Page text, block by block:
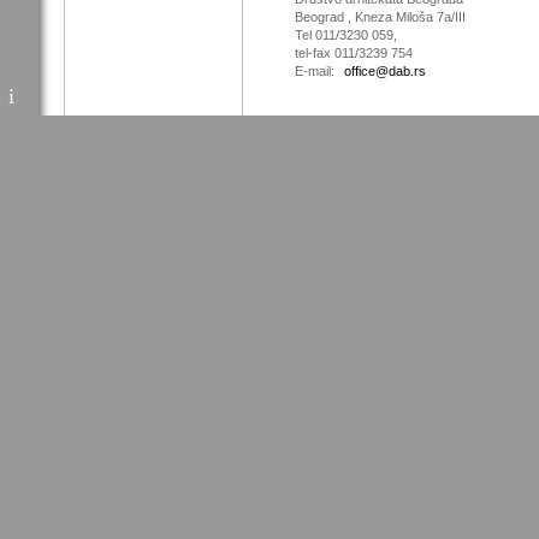
Beograd , Kneza Miloša 7a/III
Tel 011/3230 059,
tel-fax 011/3239 754
E-mail:
office@dab.rs